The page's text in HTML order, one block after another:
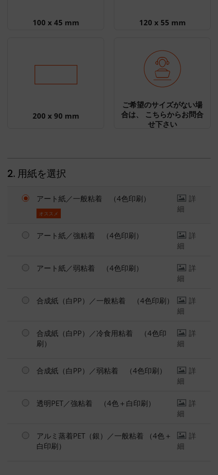
100 x 45 mm 120 x 55 mm
200 x 90 mm
ご希望のサイズがない場
合は、 こちらからお問合
せ下さい
2. 用紙を選択
アート紙／一般粘着 （4色印刷）
オススメ
詳
細
アート紙／強粘着 （4色印刷）
詳
細
アート紙／弱粘着 （4色印刷）
詳
細
合成紙（白PP）／一般粘着 （4色印刷）
詳
細
合成紙（白PP）／冷食用粘着 （4色印
刷）
詳
細
合成紙（白PP）／弱粘着 （4色印刷）
詳
細
透明PET／強粘着 （4色＋白印刷）
詳
細
アルミ蒸着PET（銀）／一般粘着 （4色＋
白印刷）
詳
細